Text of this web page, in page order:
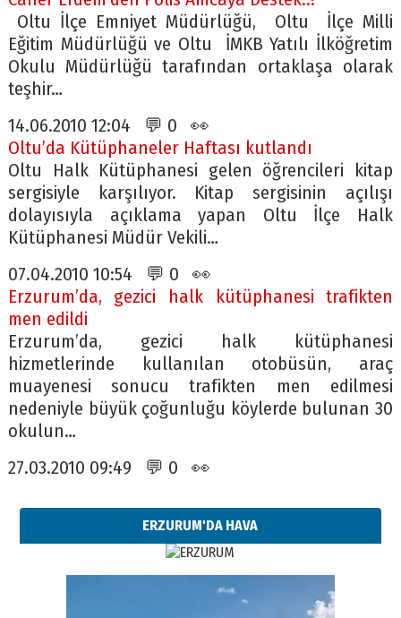
Oltu İlçe Emniyet Müdürlüğü, Oltu İlçe Milli
Eğitim Müdürlüğü ve Oltu İMKB Yatılı İlköğretim
Okulu Müdürlüğü tarafından ortaklaşa olarak
teşhir…
14.06.2010 12:04 💬 0 👀
Oltu’da Kütüphaneler Haftası kutlandı
Oltu Halk Kütüphanesi gelen öğrencileri kitap
sergisiyle karşılıyor. Kitap sergisinin açılışı
dolayısıyla açıklama yapan Oltu İlçe Halk
Kütüphanesi Müdür Vekili…
07.04.2010 10:54 💬 0 👀
Erzurum’da, gezici halk kütüphanesi trafikten
men edildi
Erzurum’da, gezici halk kütüphanesi
hizmetlerinde kullanılan otobüsün, araç
muayenesi sonucu trafikten men edilmesi
nedeniyle büyük çoğunluğu köylerde bulunan 30
okulun…
27.03.2010 09:49 💬 0 👀
ERZURUM'DA HAVA